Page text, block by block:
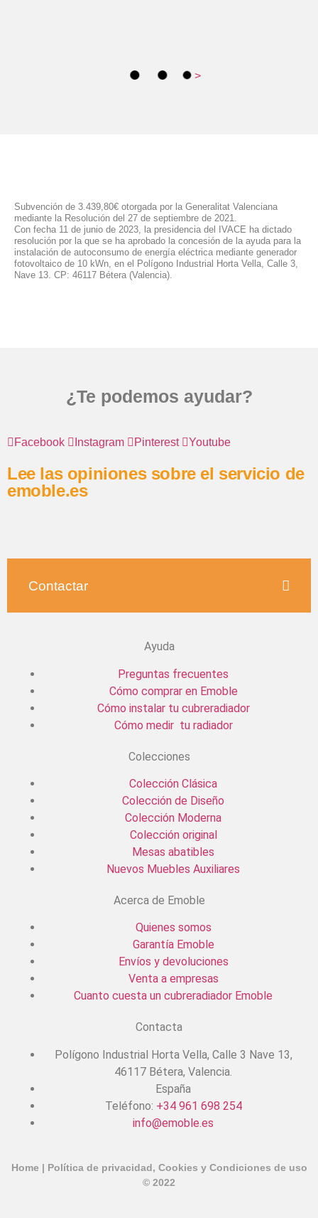
>
Subvención de 3.439,80€ otorgada por la Generalitat Valenciana
mediante la Resolución del 27 de septiembre de 2021.
Con fecha 11 de junio de 2023, la presidencia del IVACE ha dictado
resolución por la que se ha aprobado la concesión de la ayuda para la
instalación de autoconsumo de energía eléctrica mediante generador
fotovoltaico de 10 kWn, en el Polígono Industrial Horta Vella, Calle 3,
Nave 13. CP: 46117 Bétera (Valencia).
¿Te podemos ayudar?
Facebook Instagram Pinterest Youtube
Lee las opiniones sobre el servicio de
emoble.es
Contactar
Ayuda
Preguntas frecuentes
Cómo comprar en Emoble
Cómo instalar tu cubreradiador
Cómo medir tu radiador
Colecciones
Colección Clásica
Colección de Diseño
Colección Moderna
Colección original
Mesas abatibles
Nuevos Muebles Auxiliares
Acerca de Emoble
Quienes somos
Garantía Emoble
Envíos y devoluciones
Venta a empresas
Cuanto cuesta un cubreradiador Emoble
Contacta
Polígono Industrial Horta Vella, Calle 3 Nave 13,
46117 Bétera, Valencia.
España
Teléfono: +34 961 698 254
info@emoble.es
Home | Política de privacidad, Cookies y Condiciones de uso
© 2022